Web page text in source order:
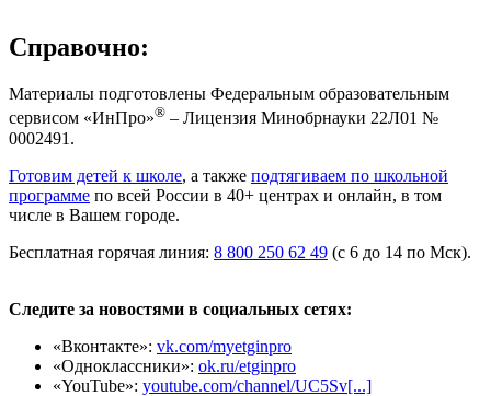
Справочно:
Материалы подготовлены Федеральным образовательным
сервисом «ИнПро»® – Лицензия Минобрнауки 22Л01 №
0002491.
Готовим детей к школе, а также подтягиваем по школьной
программе по всей России в 40+ центрах и онлайн, в том
числе в Вашем городе.
Бесплатная горячая линия: 8 800 250 62 49 (с 6 до 14 по Мск).
Следите за новостями в социальных сетях:
«Вконтакте»: vk.com/myetginpro
«Одноклассники»: ok.ru/etginpro
«YouTube»: youtube.com/channel/UC5Sv[...]